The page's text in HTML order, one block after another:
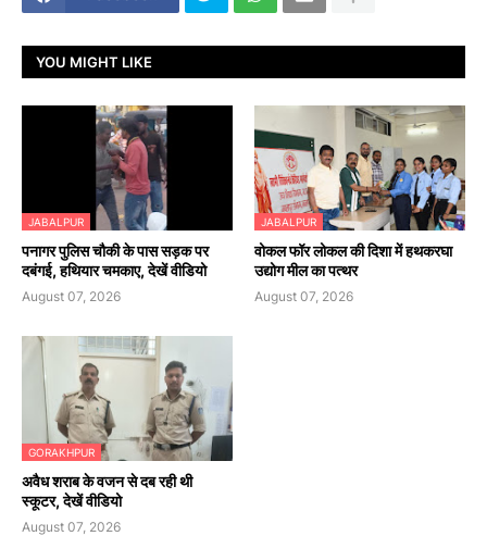
YOU MIGHT LIKE
JABALPUR
पनागर पुलिस चौकी के पास सड़क पर
दबंगई, हथियार चमकाए, देखें वीडियो
August 07, 2026
JABALPUR
वोकल फॉर लोकल की दिशा में हथकरघा
उद्योग मील का पत्थर
August 07, 2026
GORAKHPUR
अवैध शराब के वजन से दब रही थी
स्कूटर, देखें वीडियो
August 07, 2026